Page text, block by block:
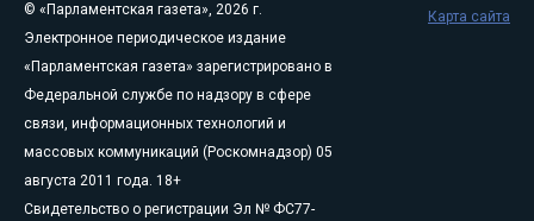
© «Парламентская газета», 2026 г.
Электронное периодическое издание
«Парламентская газета» зарегистрировано в
Федеральной службе по надзору в сфере
связи, информационных технологий и
массовых коммуникаций (Роскомнадзор) 05
августа 2011 года. 18+
Свидетельство о регистрации Эл № ФС77-
Карта сайта